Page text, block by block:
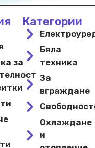
за
Категории
Бяла
техника
За
вграждане
Охлаждане
и